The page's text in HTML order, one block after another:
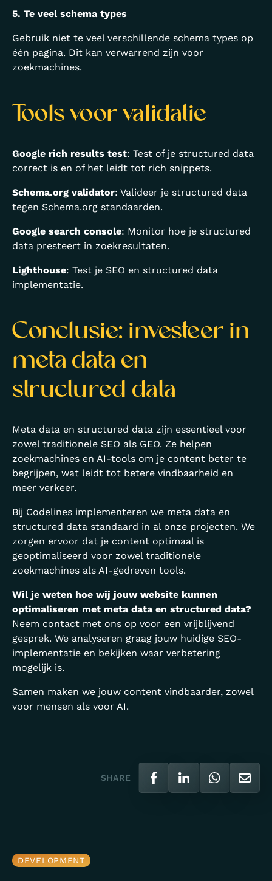
5. Te veel schema types
Gebruik niet te veel verschillende schema types op
één pagina. Dit kan verwarrend zijn voor
zoekmachines.
Tools voor validatie
Google rich results test: Test of je structured data
correct is en of het leidt tot rich snippets.
Schema.org validator: Valideer je structured data
tegen Schema.org standaarden.
Google search console: Monitor hoe je structured
data presteert in zoekresultaten.
Lighthouse: Test je SEO en structured data
implementatie.
Conclusie: investeer in
meta data en
structured data
Meta data en structured data zijn essentieel voor
zowel traditionele SEO als GEO. Ze helpen
zoekmachines en AI-tools om je content beter te
begrijpen, wat leidt tot betere vindbaarheid en
meer verkeer.
Bij Codelines implementeren we meta data en
structured data standaard in al onze projecten. We
zorgen ervoor dat je content optimaal is
geoptimaliseerd voor zowel traditionele
zoekmachines als AI-gedreven tools.
Wil je weten hoe wij jouw website kunnen
optimaliseren met meta data en structured data?
Neem contact met ons op voor een vrijblijvend
gesprek. We analyseren graag jouw huidige SEO-
implementatie en bekijken waar verbetering
mogelijk is.
Samen maken we jouw content vindbaarder, zowel
voor mensen als voor AI.
SHARE
DEVELOPMENT